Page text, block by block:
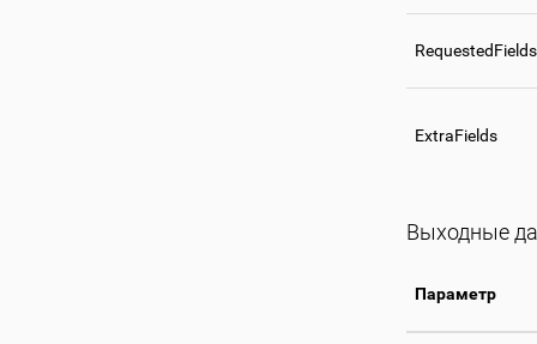
RequestedFields
ExtraFields
Выходные
Параметр